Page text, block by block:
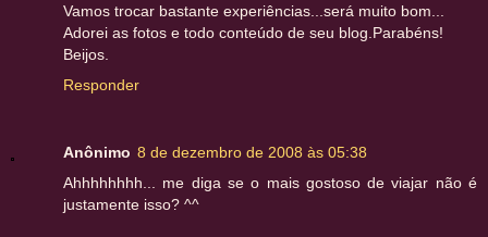
Vamos trocar bastante experiências...será muito bom...
Adorei as fotos e todo conteúdo de seu blog.Parabéns!
Beijos.
Responder
Anônimo 8 de dezembro de 2008 às 05:38
Ahhhhhhhh... me diga se o mais gostoso de viajar não é
justamente isso? ^^